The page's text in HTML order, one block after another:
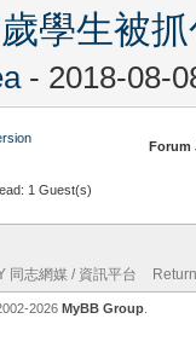
學生被
- 2018-08-
Forum
1 Guest(s)
同志網媒 / 資訊平台
2026 MyBB Group